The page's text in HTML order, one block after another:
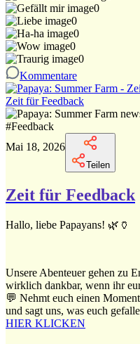
0
0
0
0
0
Kommentare
Zeit für Feedback
#Feedback
Mai 18, 2026
Teilen
Zeit für Feedback
Hallo, liebe Papayans! 🌿🏺
Unsere Abenteuer gehen zu
wirklich dankbar, wenn ihr
💬 Nehmt euch einen
und sagt uns, was euch
HIER KLICKEN